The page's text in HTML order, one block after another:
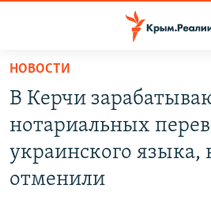
Вернуться
основному
содержанию
Вернутся
главной
СПЕЦПРОЕКТЫ
НОВОСТИ
В Керчи
нотариальных
украинского языка,
отменили